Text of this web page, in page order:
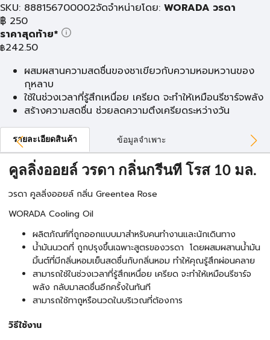
SKU: 888156700002จัดจำหน่ายโดย: WORADA วรดา
฿ 250
ราคาสุดท้าย*
฿242.50
ผสมผสานความสดชื่นของชาเขียวกับความหอมหวานของ
กุหลาบ
ใช้ในช่วงเวลาที่รู้สึกเหนื่อย เครียด จะทำให้เหมือนรีชาร์จพลัง
สร้างความสดชื่น ช่วยลดความตึงเครียดระหว่างวัน
รายละเอียดสินค้า ข้อมูลจำเพาะ
คูลลิ่งออยล์ วรดา กลิ่นกรีนที โรส 10 มล.
วรดา คูลลิ่งออยล์ กลิ่น Greentea Rose
WORADA Cooling Oil
ผลิตภัณฑ์ที่ถูกออกแบบมาสำหรับคนทำงานและนักเดินทาง
น้ำมันนวดที่ ถูกปรุงขึ้นเฉพาะสูตรของวรดา โดยผสมผสานน้ำมัน
มิ้นต์ที่มีกลิ่นหอมเย็นสดชื่นกับกลิ่นหอม ทำให้คุณรู้สึกผ่อนคลาย
สามารถใช้ในช่วงเวลาที่รู้สึกเหนื่อย เครียด จะทำให้เหมือนรีชาร์จ
พลัง กลับมาสดชื่นอีกครั้งในทันที
สามารถใช้ทาถูหรือนวดในบริเวณที่ต้องการ
วิธีใช้งาน